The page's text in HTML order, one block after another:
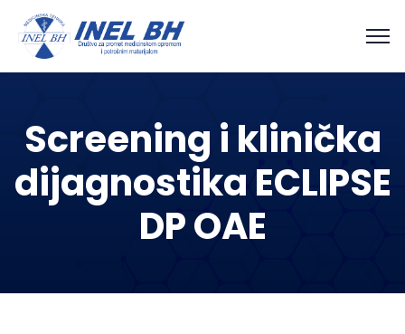
Screening i klinička
dijagnostika ECLIPSE
DP OAE